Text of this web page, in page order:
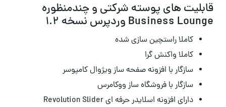
قابلیت های پوسته شرکتی و چندمنظوره
Business Lounge وردپرس نسخه 1.2
کاملا راستچین سازی شده
کاملا واکنش گرا
سازگار با افزونه صفحه ساز ویژوال کامپوسر
سازگار با فروشگاه ساز ووکامرس
دارای افزونه اسلایدر حرفه ای Revolution Slider